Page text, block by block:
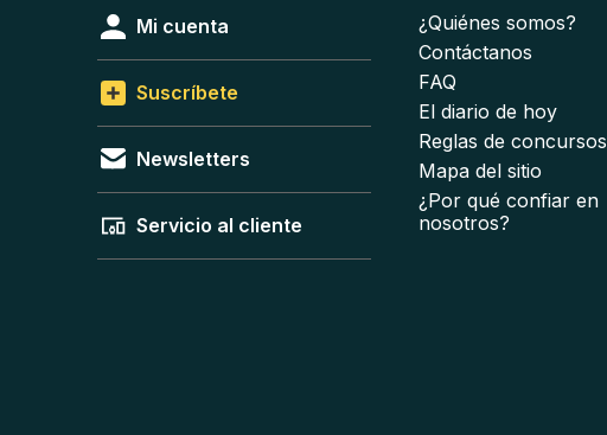
Mi cuenta
Suscríbete
Newsletters
Servicio al cliente
¿Quiénes somos?
Contáctanos
FAQ
El diario de hoy
Reglas de concursos
Mapa del sitio
¿Por qué confiar en
nosotros?